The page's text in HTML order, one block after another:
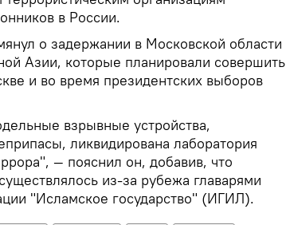
в России.
о задержании в Московской области
Азии, которые планировали совершить
и во время президентских выборов
взрывные устройства,
ликвидирована лаборатория
— пояснил он, добавив, что
из-за рубежа главарями
"Исламское государство" (ИГИЛ).